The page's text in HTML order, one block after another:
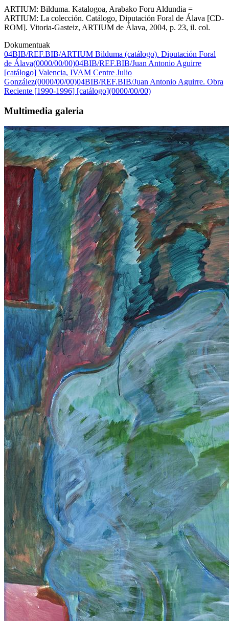
ARTIUM: Bilduma. Katalogoa, Arabako Foru Aldundia =
ARTIUM: La colección. Catálogo, Diputación Foral de Álava [CD-
ROM]. Vitoria-Gasteiz, ARTIUM de Álava, 2004, p. 23, il. col.
Dokumentuak
04BIB/REF.BIB/ARTIUM Bilduma (catálogo). Diputación Foral
de Álava(0000/00/00)04BIB/REF.BIB/Juan Antonio Aguirre
[catálogo] Valencia, IVAM Centre Julio
González(0000/00/00)04BIB/REF.BIB/Juan Antonio Aguirre. Obra
Reciente [1990-1996] [catálogo](0000/00/00)
Multimedia galeria